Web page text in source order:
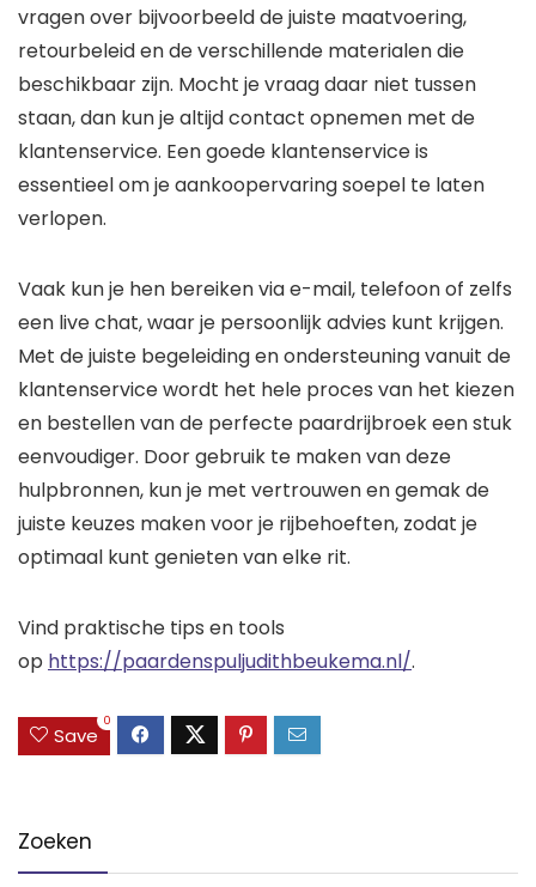
vragen over bijvoorbeeld de juiste maatvoering,
retourbeleid en de verschillende materialen die
beschikbaar zijn. Mocht je vraag daar niet tussen
staan, dan kun je altijd contact opnemen met de
klantenservice. Een goede klantenservice is
essentieel om je aankoopervaring soepel te laten
verlopen.
Vaak kun je hen bereiken via e-mail, telefoon of zelfs
een live chat, waar je persoonlijk advies kunt krijgen.
Met de juiste begeleiding en ondersteuning vanuit de
klantenservice wordt het hele proces van het kiezen
en bestellen van de perfecte paardrijbroek een stuk
eenvoudiger. Door gebruik te maken van deze
hulpbronnen, kun je met vertrouwen en gemak de
juiste keuzes maken voor je rijbehoeften, zodat je
optimaal kunt genieten van elke rit.
Vind praktische tips en tools
op https://paardenspuljudithbeukema.nl/.
Save
0
Zoeken